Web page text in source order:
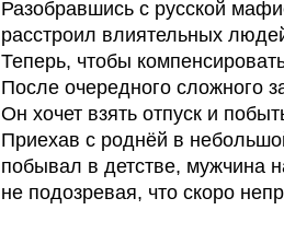
Разобравшись с русской
расстроил влиятельных
Теперь, чтобы
После очередного сложного
Он хочет взять отпуск и
Приехав с роднёй в
побывал в детстве, мужчина
не подозревая, что скоро